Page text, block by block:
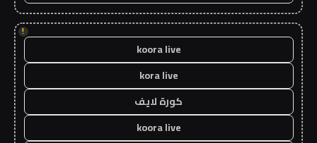
!
koora live
kora live
كورة لايف
koora live